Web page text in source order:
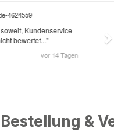
&